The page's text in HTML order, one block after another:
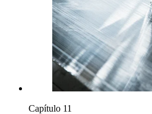
Capítulo 11